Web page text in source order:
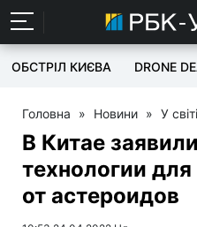
ОБСТРІЛ КИЄВА DRONE
Головна » Новини » У світі
В Китае
технологии
от астероидов